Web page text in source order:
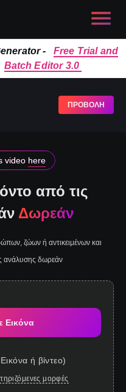
-
Free Trial and
Batch Editor 3.0
ΠΡΟΒΟΛΗ
video here
από τις
Δωρεάν
ζώων ή αντικειμένων και
ανάλυσης δωρεάν
Εικόνα
Εικόνα ή βίντεο)
μορφές